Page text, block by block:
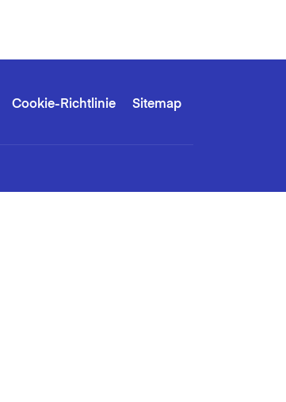
Cookie-Richtlinie Sitemap